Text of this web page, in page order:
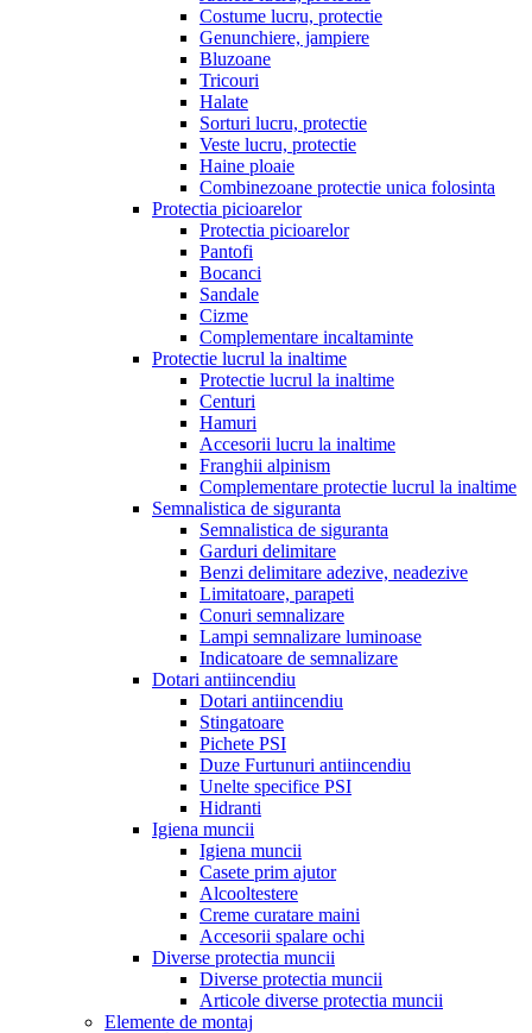
Costume lucru, protectie
Genunchiere, jampiere
Bluzoane
Tricouri
Halate
Sorturi lucru, protectie
Veste lucru, protectie
Haine ploaie
Combinezoane protectie unica folosinta
Protectia picioarelor
Protectia picioarelor
Pantofi
Bocanci
Sandale
Cizme
Complementare incaltaminte
Protectie lucrul la inaltime
Protectie lucrul la inaltime
Centuri
Hamuri
Accesorii lucru la inaltime
Franghii alpinism
Complementare protectie lucrul la inaltime
Semnalistica de siguranta
Semnalistica de siguranta
Garduri delimitare
Benzi delimitare adezive, neadezive
Limitatoare, parapeti
Conuri semnalizare
Lampi semnalizare luminoase
Indicatoare de semnalizare
Dotari antiincendiu
Dotari antiincendiu
Stingatoare
Pichete PSI
Duze Furtunuri antiincendiu
Unelte specifice PSI
Hidranti
Igiena muncii
Igiena muncii
Casete prim ajutor
Alcooltestere
Creme curatare maini
Accesorii spalare ochi
Diverse protectia muncii
Diverse protectia muncii
Articole diverse protectia muncii
Elemente de montaj